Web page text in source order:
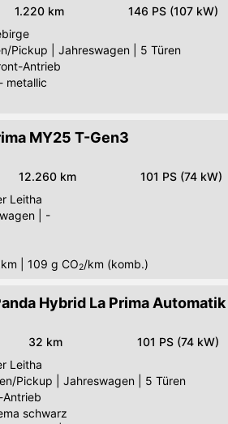
1.220 km 146 PS (107 kW)
Pickup
Jahreswagen
5 Türen
Antrieb
metallic
MY25 T-Gen3
12.260 km 101 PS (74 kW)
Leitha
-
109 g CO2/km (komb.)
Hybrid La Prima Automatik
32 km 101 PS (74 kW)
Leitha
Pickup
Jahreswagen
5 Türen
Antrieb
schwarz